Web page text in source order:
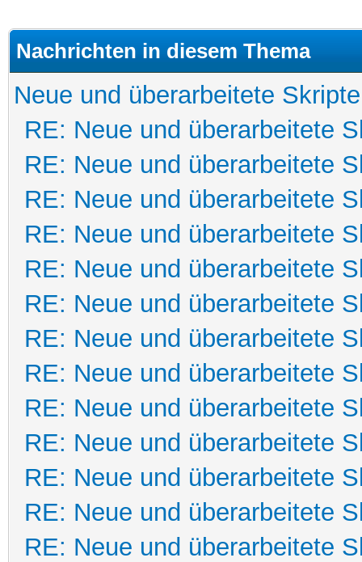
Nachrichten in diesem Thema
Neue und überarbeitete Skripte
RE: Neue und überarbeitete
RE: Neue und überarbeitete
RE: Neue und überarbeitete
RE: Neue und überarbeitete
RE: Neue und überarbeitete
RE: Neue und überarbeitete
RE: Neue und überarbeitete
RE: Neue und überarbeitete
RE: Neue und überarbeitete
RE: Neue und überarbeitete
RE: Neue und überarbeitete
RE: Neue und überarbeitete
RE: Neue und überarbeitete